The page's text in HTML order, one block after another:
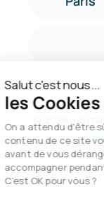
2026 •
Salut c'est nous...
les Cookies
On a attendu d'être
contenu de ce site
avant de vous
accompagner
C'est OK pour vous ?